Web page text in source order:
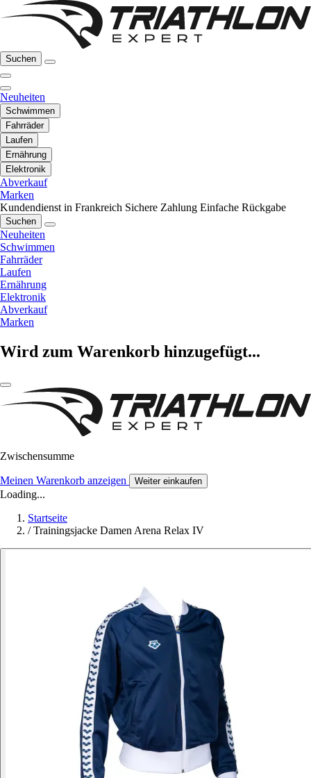
Suchen
Neuheiten
Schwimmen
Fahrräder
Laufen
Ernährung
Elektronik
Abverkauf
Marken
Kundendienst in Frankreich Sichere Zahlung Einfache Rückgabe
Suchen
Neuheiten
Schwimmen
Fahrräder
Laufen
Ernährung
Elektronik
Abverkauf
Marken
Wird zum Warenkorb hinzugefügt...
Zwischensumme
Meinen Warenkorb anzeigen Weiter einkaufen
Loading...
Startseite
/ Trainingsjacke Damen Arena Relax IV